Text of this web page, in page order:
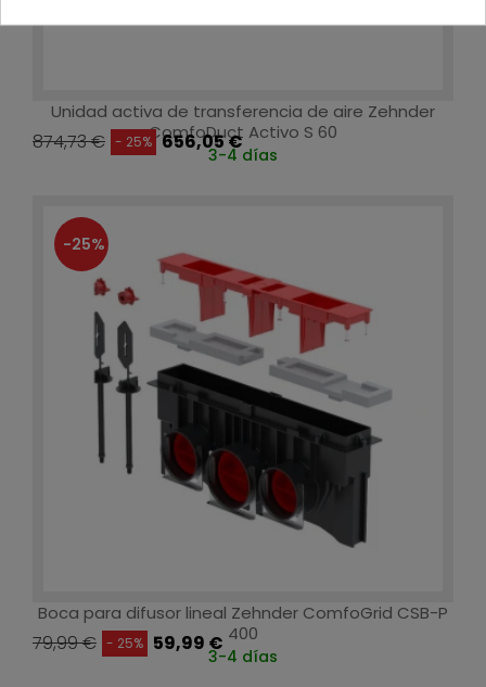
Unidad activa de transferencia de aire Zehnder
ComfoDuct Activo S 60
874,73 € - 25% 656,05 €
3-4 días
-25%
Boca para difusor lineal Zehnder ComfoGrid CSB-P
400
79,99 € - 25% 59,99 €
3-4 días